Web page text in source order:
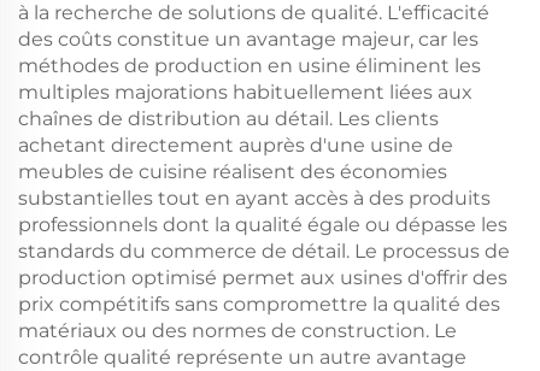
à la recherche de solutions de qualité. L'efficacité
des coûts constitue un avantage majeur, car les
méthodes de production en usine éliminent les
multiples majorations habituellement liées aux
chaînes de distribution au détail. Les clients
achetant directement auprès d'une usine de
meubles de cuisine réalisent des économies
substantielles tout en ayant accès à des produits
professionnels dont la qualité égale ou dépasse les
standards du commerce de détail. Le processus de
production optimisé permet aux usines d'offrir des
prix compétitifs sans compromettre la qualité des
matériaux ou des normes de construction. Le
contrôle qualité représente un autre avantage